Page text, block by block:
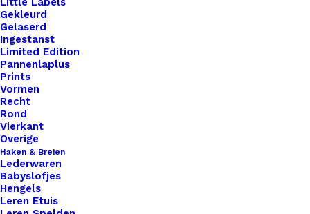
Gekleurd
Gelaserd
Ingestanst
Limited Edition
Pannenlaplus
Prints
Vormen
Recht
Rond
Vierkant
Overige
Haken & Breien
Lederwaren
Babyslofjes
Hengels
Leren Etuis
Home
Koelkast Magneet Retro 010
Koelkast Magneet
Retro 010
€5,95